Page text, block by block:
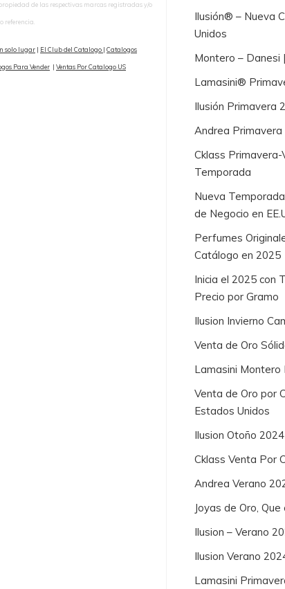
de las respectivas marcas registradas y/o
referencia.
solo lugar | El Club del Catalogo | Catalogos
Para Vender | Ventas Por Catalogo US
Ilusión® – Nueva
Unidos
Montero – Danesi
Lamasini®
Ilusión Primavera
Andrea
Cklass
Temporada
Nueva
de Negocio en
Perfumes
Catálogo en 2025
Inicia el 2025 con
Precio por Gramo
Ilusion Invierno
Venta de Oro
Lamasini Montero
Venta de Oro por
Estados Unidos
Ilusion Otoño
Cklass Venta Por
Andrea Verano
Joyas de Oro,
Ilusion – Verano
Ilusion Verano
Lamasini